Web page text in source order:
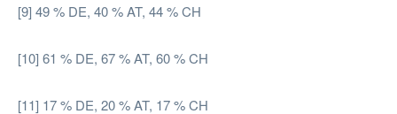
[9] 49 % DE, 40 % AT, 44 % CH
[10] 61 % DE, 67 % AT, 60 % CH
[11] 17 % DE, 20 % AT, 17 % CH